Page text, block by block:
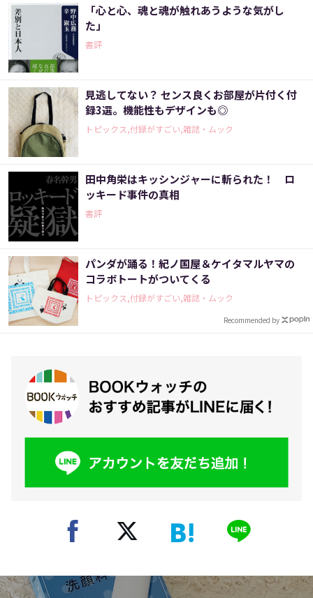
「心と心、魂と魂が触れあうような気がし
た」
書評
見逃してない？ センス良くお部屋が片付く付
録3選。機能性もデザインも◎
トピックス,付録がすごい,雑誌・ムック
田中角栄はキッシンジャーに斬られた！ ロ
ッキード事件の真相
書評
パンダが踊る！紀ノ国屋＆ケイタマルヤマの
コラボトートがついてくる
トピックス,付録がすごい,雑誌・ムック
Recommended by